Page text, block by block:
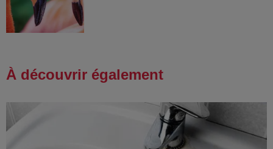
À découvrir également